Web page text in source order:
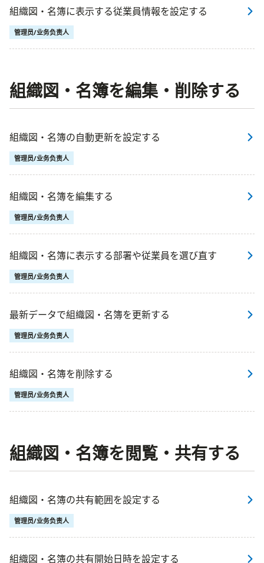
組織図・名簿に表示する従業員情報を設定する
管理员/业务负责人
組織図・名簿を編集・削除する
組織図・名簿の自動更新を設定する
管理员/业务负责人
組織図・名簿を編集する
管理员/业务负责人
組織図・名簿に表示する部署や従業員を選び直す
管理员/业务负责人
最新データで組織図・名簿を更新する
管理员/业务负责人
組織図・名簿を削除する
管理员/业务负责人
組織図・名簿を閲覧・共有する
組織図・名簿の共有範囲を設定する
管理员/业务负责人
組織図・名簿の共有開始日時を設定する